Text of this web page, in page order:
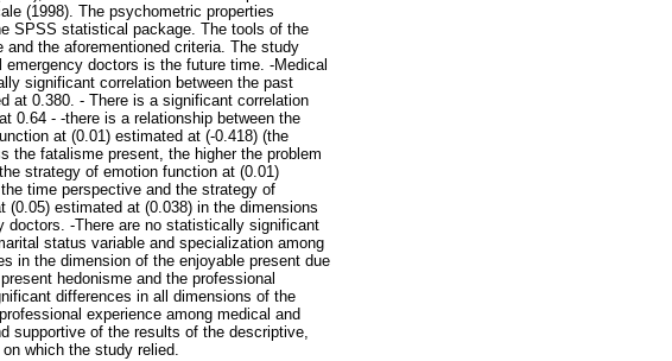
(1998). The psychometric properties
SPSS statistical package. The tools of the
the aforementioned criteria. The study
doctors is the future time. -Medical
significant correlation between the past
at 0.380. - There is a significant correlation
0.64 - -there is a relationship between the
at (0.01) estimated at (-0.418) (the
the fatalisme present, the higher the problem
strategy of emotion function at (0.01)
time perspective and the strategy of
estimated at (0.038) in the dimensions
doctors. -There are no statistically significant
status variable and specialization among
in the dimension of the enjoyable present due
hedonisme and the professional
differences in all dimensions of the
experience among medical and
supportive of the results of the descriptive,
which the study relied.